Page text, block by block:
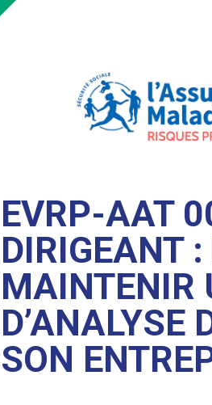
EVRP-AAT
DIRIGEANT
MAINTENIR
D’ANALYSE
SON